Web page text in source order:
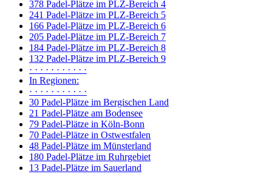
378 Padel-Plätze im PLZ-Bereich 4
241 Padel-Plätze im PLZ-Bereich 5
166 Padel-Plätze im PLZ-Bereich 6
205 Padel-Plätze im PLZ-Bereich 7
184 Padel-Plätze im PLZ-Bereich 8
132 Padel-Plätze im PLZ-Bereich 9
· · · · · · · · · · ·
In Regionen:
· · · · · · · · · · ·
30 Padel-Plätze im Bergischen Land
21 Padel-Plätze am Bodensee
79 Padel-Plätze in Köln-Bonn
70 Padel-Plätze in Ostwestfalen
48 Padel-Plätze im Münsterland
180 Padel-Plätze im Ruhrgebiet
13 Padel-Plätze im Sauerland